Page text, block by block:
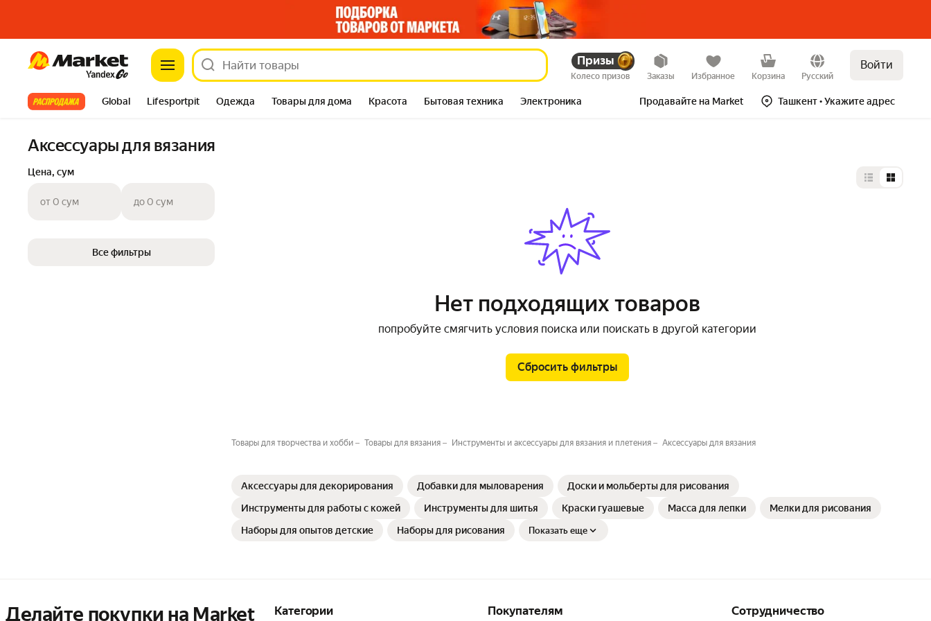
Market Призы
Колесо призов Заказы Избранное Корзина Русский
Войти
Все хиты Global Lifesportpit Одежда Товары для дома Красота Бытовая техника Электроника Продавайте на Market Ташкент• Укажите адрес
Аксессуары для вязания
Цена, сум
от 0 сум до 0 сум
Все фильтры
Выбор типа
Нет подходящих товаров
попробуйте смягчить условия поиска или поискать в другой категории
Сбросить фильтры
Товары для творчества и хобби Товары для вязания Инструменты и аксессуары для вязания и плетения Аксессуары для вязания
Аксессуары для декорирования Добавки для мыловарения
Доски и мольберты для рисования
Инструменты для работы с кожей
Инструменты для шитья Краски гуашевые Масса для лепки
Мелки для рисования
Наборы для опытов детские
Наборы для рисования Показать еще
Делайте покупки на Market Категории Покупателям Сотрудничество